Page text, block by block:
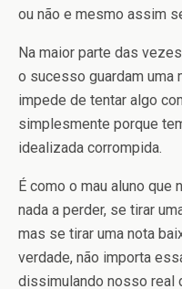
ou não e mesmo assim
Na maior parte das
o sucesso guardam uma
impede de tentar algo
simplesmente porque
idealizada corrompida.
É como o mau aluno que
nada a perder, se tirar
mas se tirar uma nota
verdade, não importa
dissimulando nosso real